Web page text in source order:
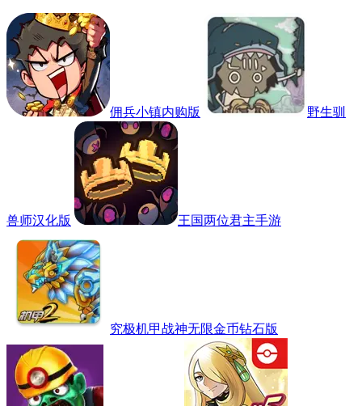
佣兵小镇内购版 野生驯
兽师汉化版 王国两位君主手游
究极机甲战神无限金币钻石版